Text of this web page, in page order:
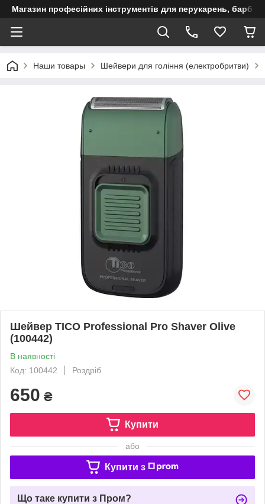
Магазин професійних інструментів для перукарень,
Наши товары Шейвери для гоління (електробритви)
Шейвер TICO Professional Pro Shaver Olive
(100442)
В наявності
Код: 100442
Роздріб
650 ₴
Купити
або
Купити з
Що таке купити з Пром?